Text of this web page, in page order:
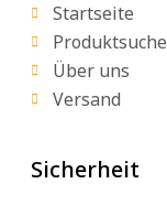
Startseite
Produktsuche
Über uns
Versand
Sicherheit